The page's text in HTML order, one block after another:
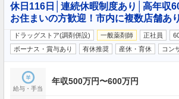
休日116日│連続休暇制度あり│高年収
お住まいの方歓迎！市内に複数店舗あ
ドラッグストア(調剤併設) 一般薬剤師 正社員
ボーナス・賞与あり
有休推奨 産休・育休 コン
給与・手当
年収500万円〜600万円